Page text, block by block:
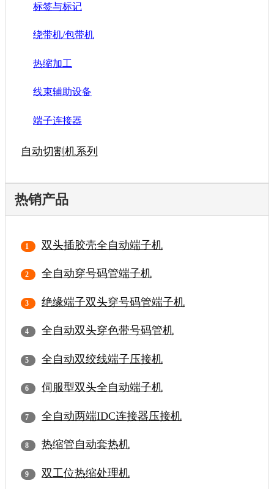
标签与标记
绕带机/包带机
热缩加工
线束辅助设备
端子连接器
自动切割机系列
热销产品
双头插胶壳全自动端子机
全自动穿号码管端子机
绝缘端子双头穿号码管端子机
全自动双头穿色带号码管机
全自动双绞线端子压接机
伺服型双头全自动端子机
全自动两端IDC连接器压接机
热缩管自动套热机
双工位热缩处理机